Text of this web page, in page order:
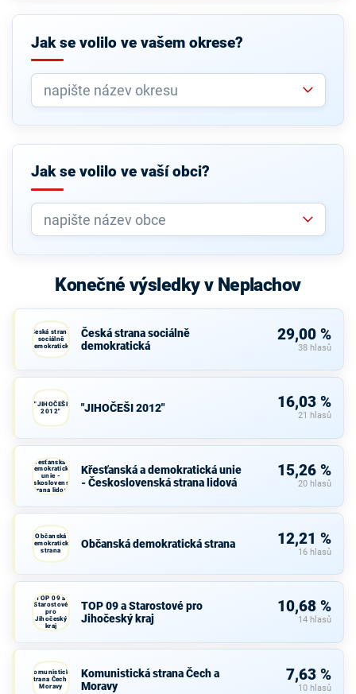
Jak se volilo ve vašem okrese?
Jak se volilo ve vaší obci?
Konečné výsledky v Neplachov
Česká strana
sociálně
demokratická
Česká strana sociálně
demokratická
29,00 %
38 hlasů
"JIHOČEŠI
2012"
"JIHOČEŠI 2012" 16,03 %
21 hlasů
Křesťanská a
demokratická
unie -
Československá
strana lidová
Křesťanská a demokratická unie
- Československá strana lidová
15,26 %
20 hlasů
Občanská
demokratická
strana
Občanská demokratická strana 12,21 %
16 hlasů
TOP 09 a
Starostové
pro
Jihočeský
kraj
TOP 09 a Starostové pro
Jihočeský kraj
10,68 %
14 hlasů
Komunistická
strana Čech a
Moravy
Komunistická strana Čech a
Moravy
7,63 %
10 hlasů